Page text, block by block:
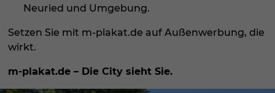
Neuried und Umgebung.
Setzen Sie mit m-plakat.de auf Außenwerbung, die
wirkt.
m-plakat.de– Die City sieht Sie.